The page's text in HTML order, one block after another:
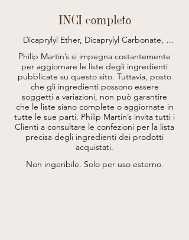
INCI completo
Dicaprylyl Ether, Dicaprylyl Carbonate,
Almond/Borage/Linseed/Olive
Acids/Glycerides, Parfum (Fragrance),
Argania Spinosa Kernel Oil*, Limnanthes
Alba Seed Oil (Limnanthes Alba
(Meadowfoam) Seed Oil), Camellia Sinensis
Leaf Extract (Camellia Sinensis (Green Tea)
Leaf Extract)*, Trigonella Foenum-Graecum
Fruit Extract * , Helianthus Annuus Seed Oil
(Helianthus Annuus (Sunflower) Seed Oil),
Tocopherol.
* da agricoltura biologica / from organic
agriculture
Philip Martin’s si impegna costantemente
per aggiornare le liste degli ingredienti
pubblicate su questo sito. Tuttavia, posto
che gli ingredienti possono essere
soggetti a variazioni, non può garantire
che le liste siano complete o aggiornate in
tutte le sue parti. Philip Martin’s invita tutti i
Clienti a consultare le confezioni per la lista
precisa degli ingredienti dei prodotti
acquistati.
Non ingeribile. Solo per uso esterno.